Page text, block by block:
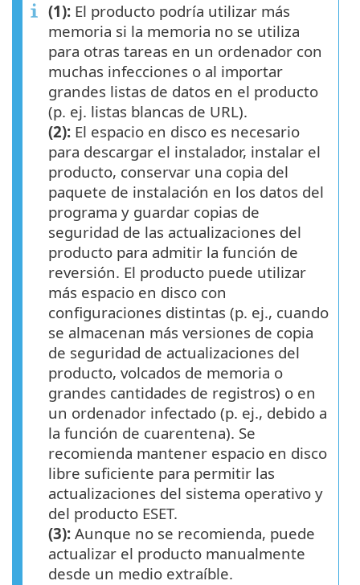
(1): El producto podría utilizar más
memoria si la memoria no se utiliza
para otras tareas en un ordenador con
muchas infecciones o al importar
grandes listas de datos en el producto
(p. ej. listas blancas de URL).
(2): El espacio en disco es necesario
para descargar el instalador, instalar el
producto, conservar una copia del
paquete de instalación en los datos del
programa y guardar copias de
seguridad de las actualizaciones del
producto para admitir la función de
reversión. El producto puede utilizar
más espacio en disco con
configuraciones distintas (p. ej., cuando
se almacenan más versiones de copia
de seguridad de actualizaciones del
producto, volcados de memoria o
grandes cantidades de registros) o en
un ordenador infectado (p. ej., debido a
la función de cuarentena). Se
recomienda mantener espacio en disco
libre suficiente para permitir las
actualizaciones del sistema operativo y
del producto ESET.
(3): Aunque no se recomienda, puede
actualizar el producto manualmente
desde un medio extraíble.